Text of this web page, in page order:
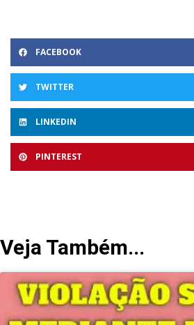
FACEBOOK
TWITTER
LINKEDIN
PINTEREST
Veja Também...